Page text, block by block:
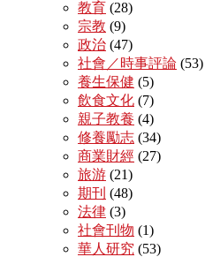
教育 (28)
宗教 (9)
政治 (47)
社會／時事評論 (53)
養生保健 (5)
飲食文化 (7)
親子教養 (4)
修養勵志 (34)
商業財經 (27)
旅游 (21)
期刊 (48)
法律 (3)
社會刊物 (1)
華人研究 (53)